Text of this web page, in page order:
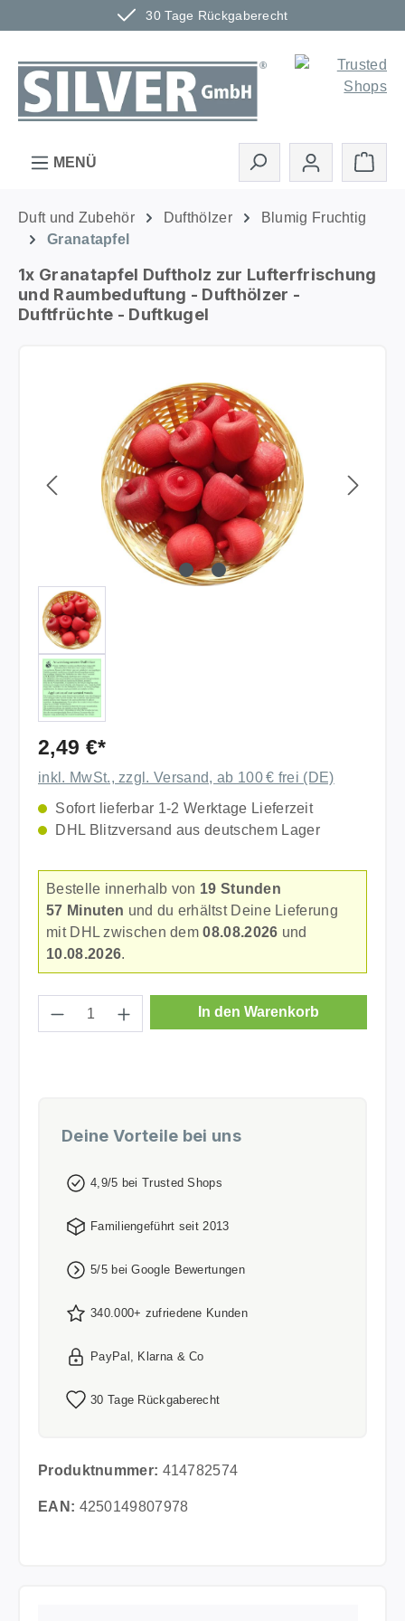
30 Tage Rückgaberecht
Zum Hauptinhalt springen
MENÜ
Duft und Zubehör Dufthölzer
Blumig Fruchtig
Granatapfel
1x Granatapfel Duftholz zur Lufterfrischung
und Raumbeduftung - Dufthölzer -
Duftfrüchte - Duftkugel
Bildergalerie überspringen
2,49 €*
inkl. MwSt., zzgl. Versand, ab 100 € frei (DE)
Sofort lieferbar 1-2 Werktage Lieferzeit
DHL Blitzversand aus deutschem Lager
Bestelle innerhalb von 19 Stunden
57 Minuten und du erhältst Deine Lieferung
mit DHL zwischen dem08.08.2026 und
10.08.2026.
Produkt Anzahl: Gib den gewünschten
In den Warenkorb
Deine Vorteile bei uns
4,9/5 bei Trusted Shops
Familiengeführt seit 2013
5/5 bei Google Bewertungen
340.000+ zufriedene Kunden
PayPal, Klarna & Co
30 Tage Rückgaberecht
Produktnummer: 414782574
EAN: 4250149807978